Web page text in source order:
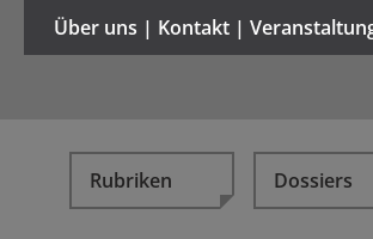
Über uns | Kontakt |
Rubriken Dossiers